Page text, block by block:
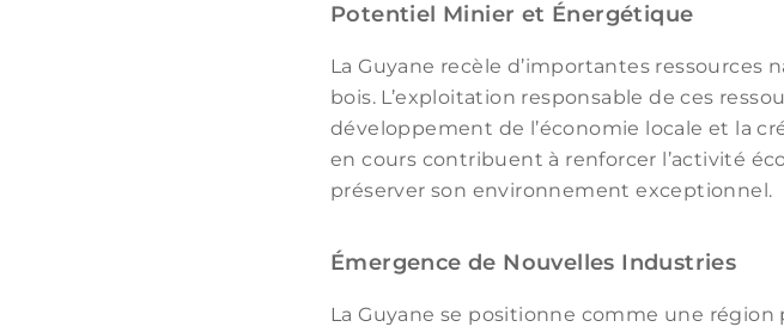
Potentiel Minier et Énergétique
La Guyane recèle d’importantes
bois. L’exploitation responsable de ces
développement de l’économie locale et la
en cours contribuent à renforcer l’activité
préserver son environnement exceptionnel.
Émergence de Nouvelles Industries
La Guyane se positionne comme une région